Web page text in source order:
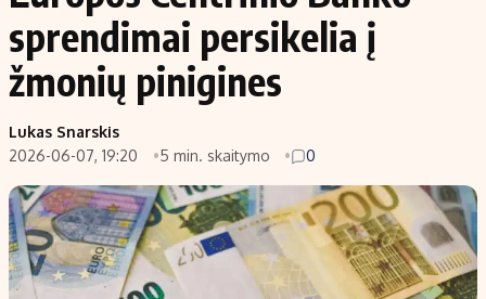
Politika
NT ir statybos
Populiarios temos
Investavimas
Akcijų rinka
Saulės elektrinės
Kriptovaliutos
Infliacija
Nedarbo išmokos skaičiuoklė
Indėliai
Indėlių skaičiuoklė
Būsto finansai
Įdomios naujienos
sprendimai persikelia į
žmonių pinigines
Lukas Snarskis
2026-06-07, 19:20
5 min. skaitymo 0